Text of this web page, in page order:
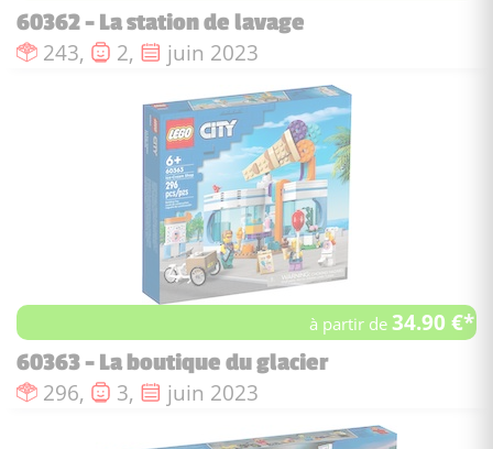
60362 - La station de lavage
Nombre de pièces :
243, Nombre de figurines :
2, Date de sortie :
juin 2023
à partir de34.90 €*
60363 - La boutique du glacier
Nombre de pièces :
296, Nombre de figurines :
3, Date de sortie :
juin 2023